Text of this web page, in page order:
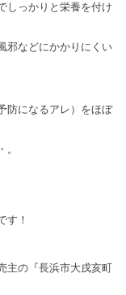
しっかりと栄養を付け
邪などにかかりにくい
防になるアレ）をほぼ
す！
主の『長浜市大戌亥町